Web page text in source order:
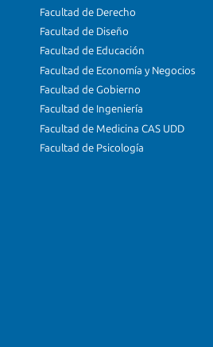
Facultad de Derecho
Facultad de Diseño
Facultad de Educación
Facultad de Economía y Negocios
Facultad de Gobierno
Facultad de Ingeniería
Facultad de Medicina CAS UDD
Facultad de Psicología